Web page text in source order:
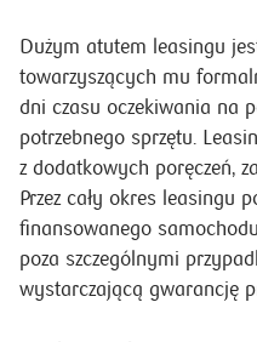
Dużym atutem leasingu
towarzyszących mu
dni czasu oczekiwania na
potrzebnego sprzętu.
z dodatkowych poręczeń,
Przez cały okres leasingu
finansowanego
poza szczególnymi
wystarczającą gwarancję